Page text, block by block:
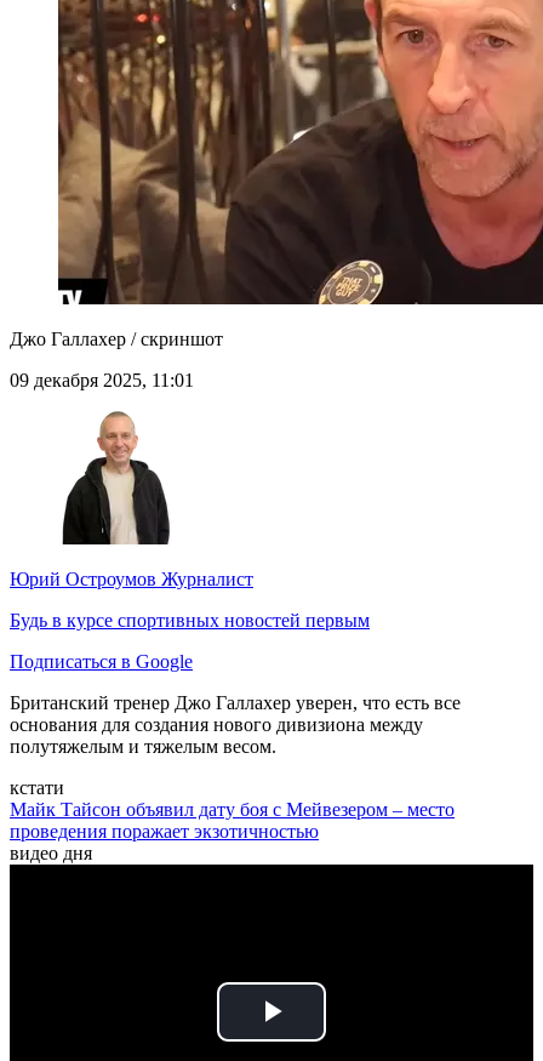
Джо Галлахер / скриншот
09 декабря 2025, 11:01
Юрий Остроумов Журналист
Будь в курсе спортивных новостей первым
Подписаться в Google
Британский тренер Джо Галлахер уверен, что есть все
основания для создания нового дивизиона между
полутяжелым и тяжелым весом.
кстати
Майк Тайсон объявил дату боя с Мейвезером – место
проведения поражает экзотичностью
видео дня
Play